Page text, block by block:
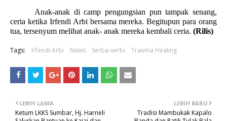
Anak-anak di camp pengungsian pun tampak senang,
ceria ketika Irfendi Arbi bersama mereka. Begitupun para orang
tua, tersenyum melihat anak- anak mereka kembali ceria. (Rilis)
Tags: Irfendi Arbi News Serba-serbi Trauma Healing
LEBIH BARU
Tradisi Mambukak Kapalo
LEBIH LAMA
Ketum LKKS Sumbar, Hj. Harneli